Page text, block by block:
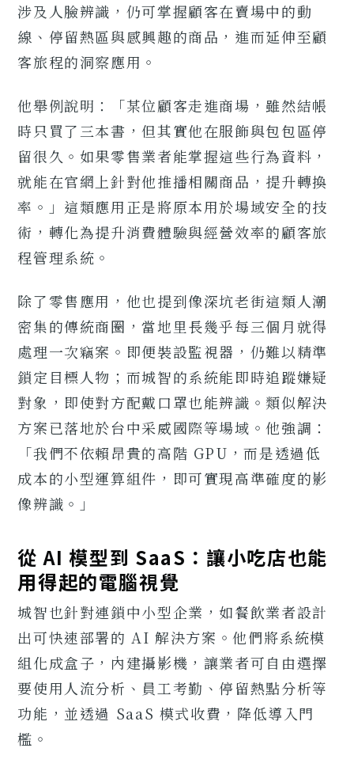
涉及人臉辨識，仍可掌握顧客在賣場中的動
線、停留熱區與感興趣的商品，進而延伸至顧
客旅程的洞察應用。
他舉例說明：「某位顧客走進商場，雖然結帳
時只買了三本書，但其實他在服飾與包包區停
留很久。如果零售業者能掌握這些行為資料，
就能在官網上針對他推播相關商品，提升轉換
率。」這類應用正是將原本用於場域安全的技
術，轉化為提升消費體驗與經營效率的顧客旅
程管理系統。
除了零售應用，他也提到像深坑老街這類人潮
密集的傳統商圈，當地里長幾乎每三個月就得
處理一次竊案。即便裝設監視器，仍難以精準
鎖定目標人物；而城智的系統能即時追蹤嫌疑
對象，即使對方配戴口罩也能辨識。類似解決
方案已落地於台中采威國際等場域。他強調：
「我們不依賴昂貴的高階 GPU，而是透過低
成本的小型運算組件，即可實現高準確度的影
像辨識。」
從 AI 模型到 SaaS：讓小吃店也能
用得起的電腦視覺
城智也針對連鎖中小型企業，如餐飲業者設計
出可快速部署的 AI 解決方案。他們將系統模
組化成盒子，內建攝影機，讓業者可自由選擇
要使用人流分析、員工考勤、停留熱點分析等
功能，並透過 SaaS 模式收費，降低導入門
檻。